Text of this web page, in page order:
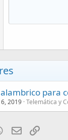
para
6, 2019 Telemática y
WhatsApp
Email